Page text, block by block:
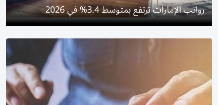
رواتب الإمارات ترتفع بمتوسط 3.4% في 2026